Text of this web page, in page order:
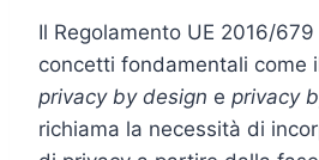
Il Regolamento UE 2016/
concetti fondamentali come
privacy by design e privacy
richiama la necessità di